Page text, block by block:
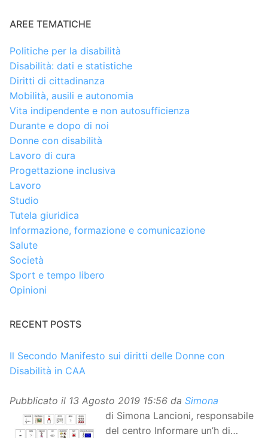
AREE TEMATICHE
Politiche per la disabilità
Disabilità: dati e statistiche
Diritti di cittadinanza
Mobilità, ausili e autonomia
Vita indipendente e non autosufficienza
Durante e dopo di noi
Donne con disabilità
Lavoro di cura
Progettazione inclusiva
Lavoro
Studio
Tutela giuridica
Informazione, formazione e comunicazione
Salute
Società
Sport e tempo libero
Opinioni
RECENT POSTS
Il Secondo Manifesto sui diritti delle Donne con
Disabilità in CAA
Pubblicato il 13 Agosto 2019 15:56 da Simona
di Simona Lancioni, responsabile
del centro Informare un’h di